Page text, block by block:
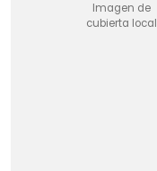
Imagen de
cubierta local